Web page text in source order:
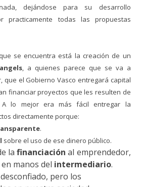
dejándose para su desarrollo
practicamente todas las propuestas
se encuentra está la creación de un
, a quienes parece que se va a
que el Gobierno Vasco entregará capital
financiar proyectos que les resulten de
A lo mejor era más fácil entregar la
directamente porque:
.
sobre el uso de ese dinero público.
lafinanciaciónal emprendedor,
manos del intermediario.
pero los